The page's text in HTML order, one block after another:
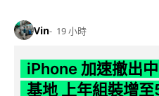
Vin 19 小時
iPhone 加速撤出
基地 上年組裝增